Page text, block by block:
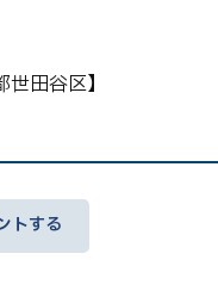
田谷区】
トする